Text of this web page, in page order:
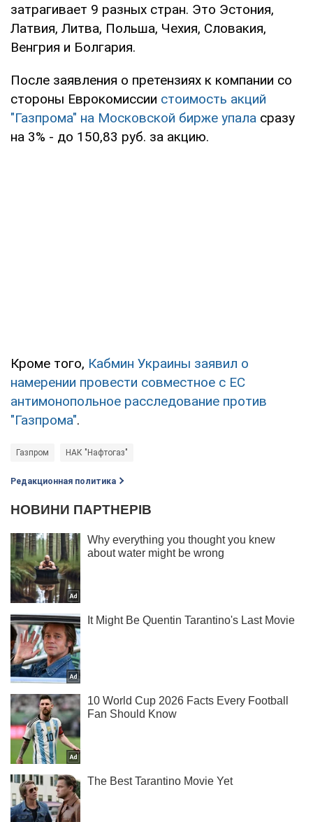
затрагивает 9 разных стран. Это Эстония,
Латвия, Литва, Польша, Чехия, Словакия,
Венгрия и Болгария.
После заявления о претензиях к компании со
стороны Еврокомиссии стоимость акций
"Газпрома" на Московской бирже упала сразу
на 3% - до 150,83 руб. за акцию.
Кроме того, Кабмин Украины заявил о
намерении провести совместное с ЕС
антимонопольное расследование против
"Газпрома".
Газпром НАК "Нафтогаз"
Редакционная политика